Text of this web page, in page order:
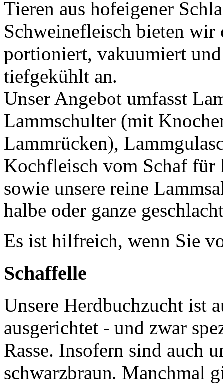
Tieren aus hofeigener
Schweinefleisch bieten wir
portioniert, vakuumiert
tiefgekühlt an.
Unser Angebot umfasst
Lammschulter (mit
Lammrücken),
Kochfleisch vom Schaf für
sowie unsere reine
halbe oder ganze
Es ist hilfreich, wenn Sie
Schaffelle
Unsere Herdbuchzucht ist
ausgerichtet - und zwar
Rasse. Insofern sind auch
schwarzbraun. Manchmal